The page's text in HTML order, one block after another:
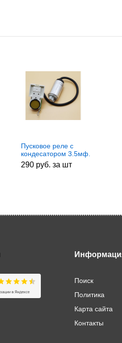
Пусковое реле с
кондесатором 3.5мф.
HL147
290 руб. за шт
Поиск
Политика
Карта сайта
Контакты